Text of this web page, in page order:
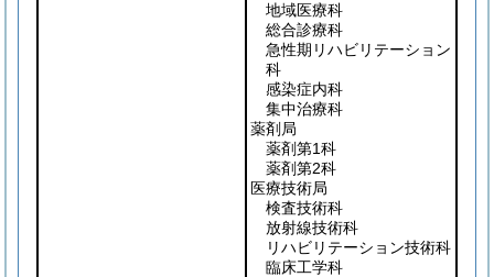
地域医療科
総合診療科
急性期リハビリテーション
科
感染症内科
集中治療科
薬剤局
薬剤第1科
薬剤第2科
医療技術局
検査技術科
放射線技術科
リハビリテーション技術科
臨床工学科